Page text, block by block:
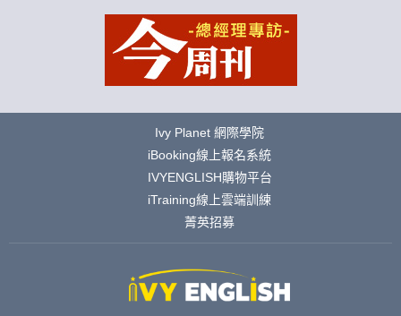
Ivy Planet 網際學院
iBooking線上報名系統
IVYENGLISH購物平台
iTraining線上雲端訓練
菁英招募